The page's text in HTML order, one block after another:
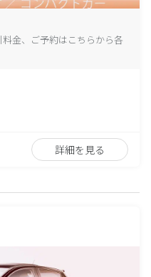
金、ご予約はこちらから各
詳細を見る